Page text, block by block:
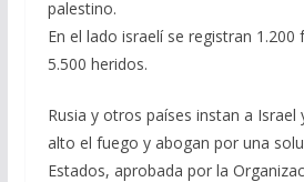
palestino.
En el lado israelí se registran 1.200
5.500 heridos.
Rusia y otros países instan a Israel
alto el fuego y abogan por una
Estados, aprobada por la